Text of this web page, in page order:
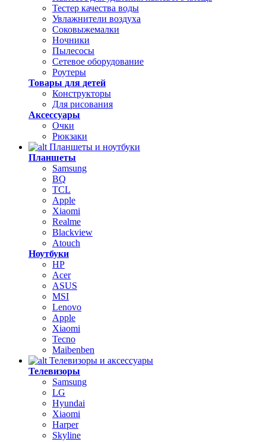
Тестер качества воды
Увлажнители воздуха
Соковыжемалки
Ночники
Пылесосы
Сетевое оборудование
Роутеры
Товары для детей
Конструкторы
Для рисования
Аксессуары
Очки
Рюкзаки
Планшеты и ноутбуки
Планшеты
Samsung
BQ
TCL
Apple
Xiaomi
Realme
Blackview
Atouch
Ноутбуки
HP
Acer
ASUS
MSI
Lenovo
Apple
Xiaomi
Tecno
Maibenben
Телевизоры и аксессуары
Телевизоры
Samsung
LG
Hyundai
Xiaomi
Harper
Skyline